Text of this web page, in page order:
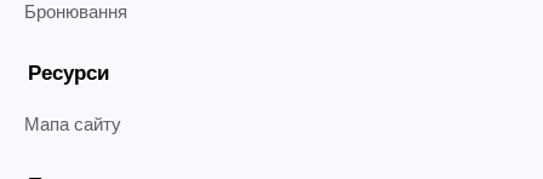
Бронювання
Ресурси
Мапа сайту